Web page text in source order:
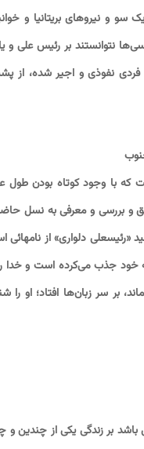
و نیروهای بریتانیا و
یافت و انگلیسی‌ها نتوانستند بر
با وجود کوتاه بودن
و بررسی و معرفی به نسل
دلوارى» از
خود جذب می‌کرده است و خدا
بر سر زبان‌ها افتاد؛ او
باشد بر زندگی یکی از